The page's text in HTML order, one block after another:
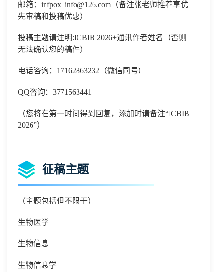
邮箱： infpox_info@126.com（备注张老师推荐享优
先审稿和投稿优惠）
投稿主题请注明:ICBIB 2026+通讯作者姓名（否则
无法确认您的稿件）
电话咨询： 17162863232 （微信同号）
QQ咨询： 3771563441
（您将在第一时间得到回复，添加时请备注“ICBIB
2026”）
征稿主题
（主题包括但不限于）
生物医学
生物信息
生物信息学